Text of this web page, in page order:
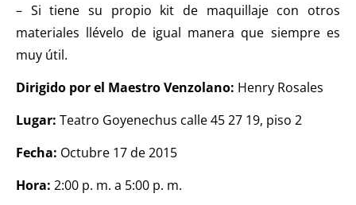
– Si tiene su propio kit de maquillaje con otros
materiales llévelo de igual manera que siempre es
muy útil.
Dirigido por el Maestro Venzolano: Henry Rosales
Lugar: Teatro Goyenechus calle 45 27 19, piso 2
Fecha: Octubre 17 de 2015
Hora: 2:00 p. m. a 5:00 p. m.